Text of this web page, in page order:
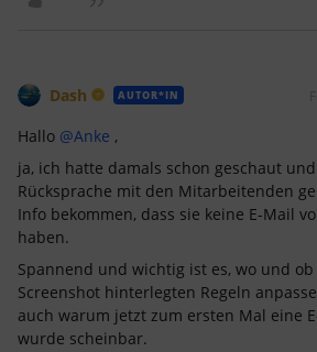
Dash AUTOR*IN
Hallo @Anke ,
ja, ich hatte damals schon geschaut
Rücksprache mit den Mitarbeitenden
Info bekommen, dass sie keine E-Mail
haben.
Spannend und wichtig ist es, wo und
Screenshot hinterlegten Regeln
auch warum jetzt zum ersten Mal eine
wurde scheinbar.